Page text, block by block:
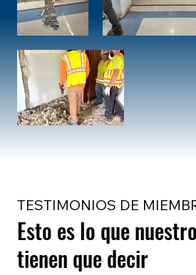
TESTIMONIOS DE
Esto es lo que
tienen que decir